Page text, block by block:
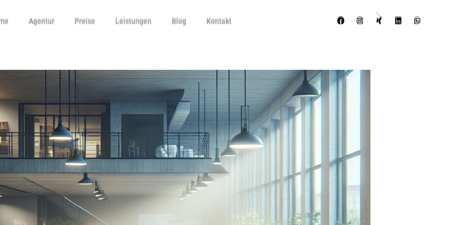
Agentur Preise Leistungen Blog Kontakt
Agentur Preise Leistungen Blog Kontakt